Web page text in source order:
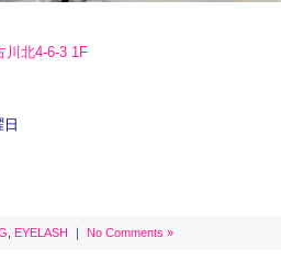
川北4-6-3 1F
EYELASH ｜ No Comments »